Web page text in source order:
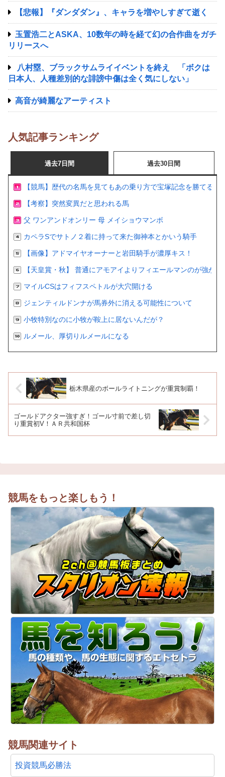
【悲報】『ダンダダン』、キャラを増やしすぎて逝く
玉置浩二とASKA、10数年の時を経て幻の合作曲をガチ
リリースへ
八村塁、ブラックサムライイベントを終え 「ボクは
日本人、人種差別的な誹謗中傷は全く気にしない」
高音が綺麗なアーティスト
人気記事ランキング
過去7日間 過去30日間
【競馬】歴代の名馬を見てもあの乗り方で宝塚記念を勝てる
【考察】突然変異だと思われる馬
父 ワンアンドオンリー 母 メイショウマンボ
カペラSでサトノ２着に持って来た御神本とかいう騎手
【画像】アドマイヤオーナーと岩田騎手が濃厚キス！
【天皇賞・秋】 普通にアモアイよりフィエールマンのが強かっ
マイルCSはフィフスペトルが大穴開ける
ジェンティルドンナが馬券外に消える可能性について
小牧特別なのに小牧が鞍上に居ないんだが？
ルメール、厚切りルメールになる
栃木県産のボールライトニングが重賞制覇！
ゴールドアクター強すぎ！ゴール寸前で差し切
り重賞初V！ＡＲ共和国杯
競馬をもっと楽しもう！
競馬関連サイト
投資競馬必勝法